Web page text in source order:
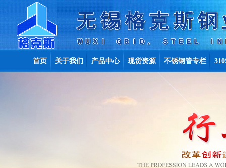
首页 关于我们 产品中心 现货资源 不锈钢管专栏